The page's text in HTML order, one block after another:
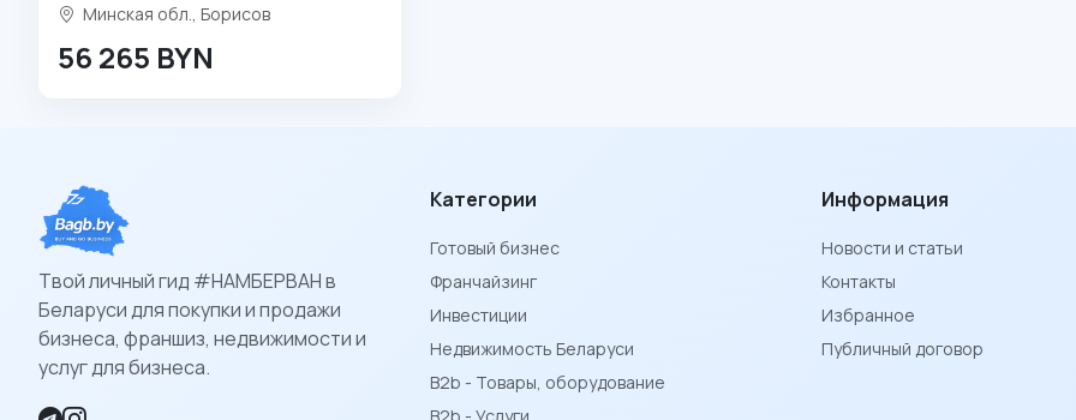
Минская обл., Борисов
56 265 BYN
Твой личный гид #НАМБЕРВАН в
Беларуси для покупки и продажи
бизнеса, франшиз, недвижимости и
услуг для бизнеса.
Категории
Готовый бизнес
Франчайзинг
Инвестиции
Недвижимость Беларуси
B2b - Товары, оборудование
Информация
Новости и статьи
Контакты
Избранное
Публичный договор